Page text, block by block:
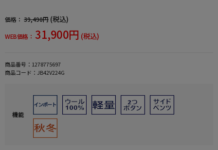
価格： 39,490円 (税込)
WEB価格： 31,900円 (税込)
商品番号： 1278775697
商品コード： JB42V224G
機能